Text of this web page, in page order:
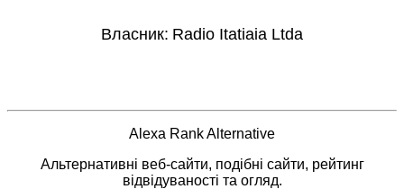
Власник: Radio Itatiaia Ltda
Alexa Rank Alternative
Альтернативні веб-сайти, подібні сайти, рейтинг
відвідуваності та огляд.